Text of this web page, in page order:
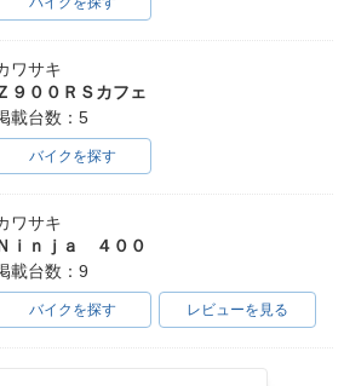
ワサキ
９００ＲＳカフェ
載台数：5
バイクを探す
ワサキ
ｉｎｊａ ４００
載台数：9
バイクを探す レビューを見る